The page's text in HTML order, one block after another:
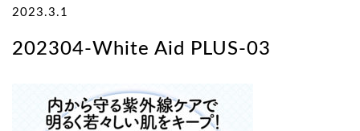
2023.3.1
202304-White Aid PLUS-03